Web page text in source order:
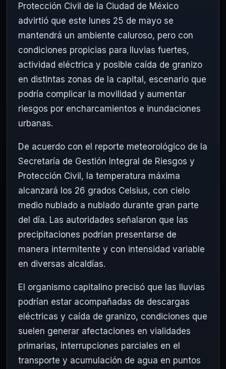
Protección Civil de la Ciudad de México
advirtió que este lunes 25 de mayo se
mantendrá un ambiente caluroso, pero con
condiciones propicias para lluvias fuertes,
actividad eléctrica y posible caída de granizo
en distintas zonas de la capital, escenario que
podría complicar la movilidad y aumentar
riesgos por encharcamientos e inundaciones
urbanas.
De acuerdo con el reporte meteorológico de la
Secretaría de Gestión Integral de Riesgos y
Protección Civil, la temperatura máxima
alcanzará los 26 grados Celsius, con cielo
medio nublado a nublado durante gran parte
del día. Las autoridades señalaron que las
precipitaciones podrían presentarse de
manera intermitente y con intensidad variable
en diversas alcaldías.
El organismo capitalino precisó que las lluvias
podrían estar acompañadas de descargas
eléctricas y caída de granizo, condiciones que
suelen generar afectaciones en vialidades
primarias, interrupciones parciales en el
transporte y acumulación de agua en puntos